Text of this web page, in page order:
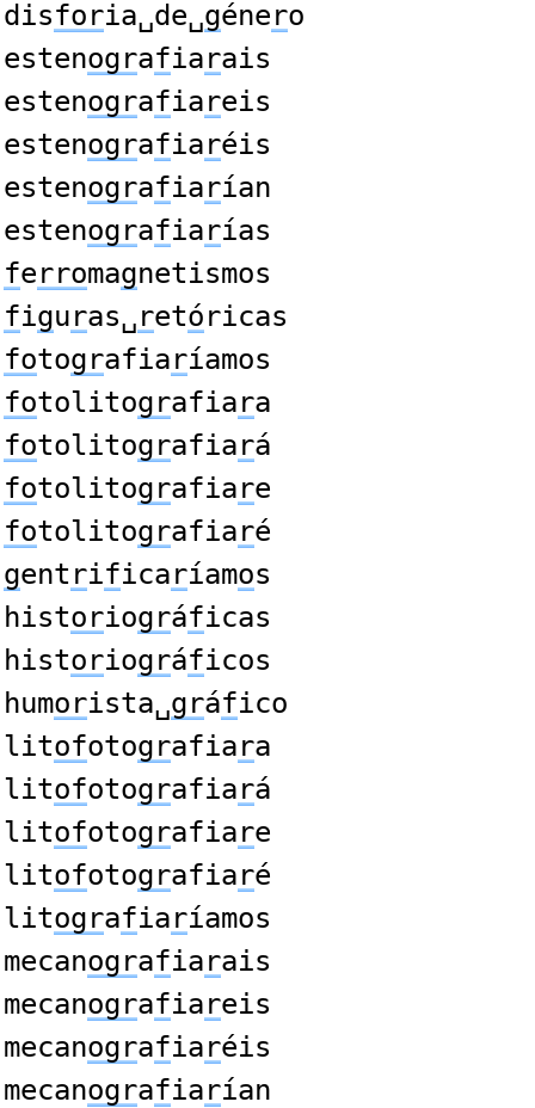
disforia␣de␣género
estenografiarais
estenografiareis
estenografiaréis
estenografiarían
estenografiarías
ferromagnetismos
figuras␣retóricas
fotografiaríamos
fotolitografiara
fotolitografiará
fotolitografiare
fotolitografiaré
gentrificaríamos
historiográficas
historiográficos
humorista␣gráfico
litofotografiara
litofotografiará
litofotografiare
litofotografiaré
litografiaríamos
mecanografiarais
mecanografiareis
mecanografiaréis
mecanografiarían